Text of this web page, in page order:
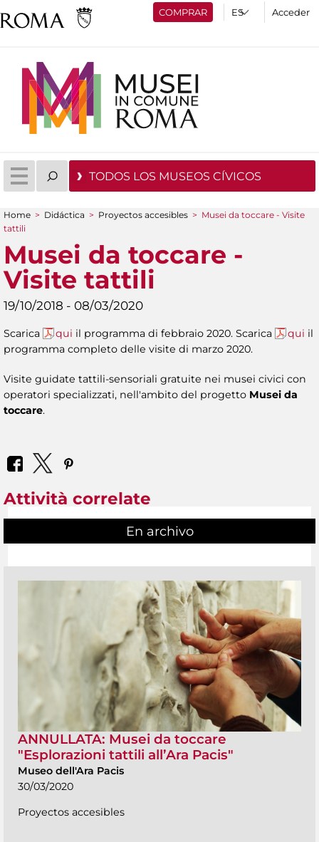
COMPRAR Acceder
TODOS LOS MUSEOS CÍVICOS
You are here
Home > Didáctica > Proyectos accesibles > Musei da toccare - Visite
tattili
Musei da toccare -
Visite tattili
19/10/2018 - 08/03/2020
Scarica qui il programma di febbraio 2020. Scarica qui il
programma completo delle visite di marzo 2020.
Visite guidate tattili-sensoriali gratuite nei musei civici con
operatori specializzati, nell'ambito del progetto Musei da
toccare.
Attività correlate
En archivo
ANNULLATA: Musei da toccare
"Esplorazioni tattili all’Ara Pacis"
Museo dell'Ara Pacis
30/03/2020
Proyectos accesibles